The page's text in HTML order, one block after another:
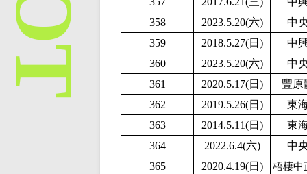
358
2023.5.20(六)
中
359
2018.5.27(日)
中
360
2023.5.20(六)
中
361
2020.5.17(日)
豐原
362
2019.5.26(日)
東
363
2014.5.11(日)
東
364
2022.6.4(六)
中
365
2020.4.19(日) 梧棲中